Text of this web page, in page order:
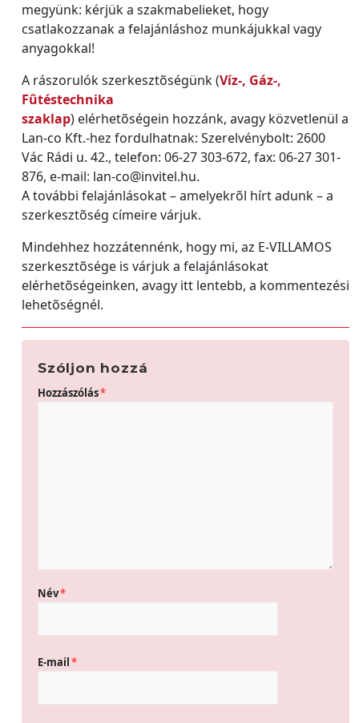
megyünk: kérjük a szakmabelieket, hogy
csatlakozzanak a felajánláshoz munkájukkal vagy
anyagokkal!
A rászorulók szerkesztõségünk (Víz-, Gáz-,
Fûtéstechnika
szaklap) elérhetõségein hozzánk, avagy közvetlenül a
Lan-co Kft.-hez fordulhatnak: Szerelvénybolt: 2600
Vác Rádi u. 42., telefon: 06-27 303-672, fax: 06-27 301-
876, e-mail: lan-co@invitel.hu.
A további felajánlásokat – amelyekrõl hírt adunk – a
szerkesztõség címeire várjuk.
Mindehhez hozzátennénk, hogy mi, az E-VILLAMOS
szerkesztõsége is várjuk a felajánlásokat
elérhetõségeinken, avagy itt lentebb, a kommentezési
lehetõségnél.
Szóljon hozzá
Hozzászólás*
Név*
E-mail*